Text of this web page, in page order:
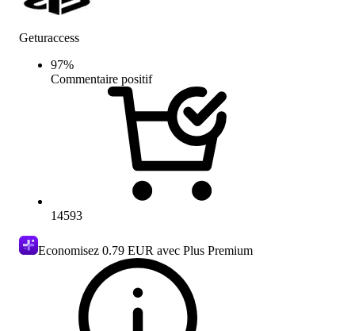
Geturaccess
97%
Commentaire positif
14593
Economisez 0.79 EUR avec Plus Premium